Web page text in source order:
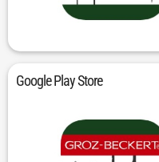
Google Play Store